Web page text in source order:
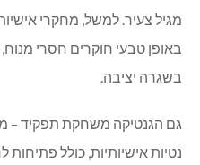
מגיל צעיר. למשל, מחקרי
באופן טבעי חוקרים חסרי
בשגרה יציבה.
גם הגנטיקה משחקת תפקיד –
נטיות אישיותיות, כולל פתיחות